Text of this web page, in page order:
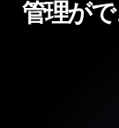
管理が